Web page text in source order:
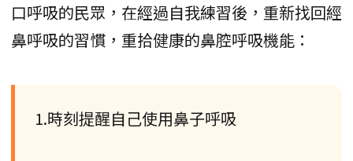
口呼吸的民眾，在經過自我練習後，重新找回經
鼻呼吸的習慣，重拾健康的鼻腔呼吸機能：
1.時刻提醒自己使用鼻子呼吸